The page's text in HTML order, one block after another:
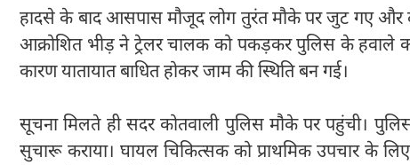
हादसे के बाद आसपास मौजूद लोग तुरंत मौके पर जुट गए और
आक्रोशित भीड़ ने ट्रेलर चालक को पकड़कर पुलिस के हवाले
कारण यातायात बाधित होकर जाम की स्थिति बन गई।
सूचना मिलते ही सदर कोतवाली पुलिस मौके पर पहुंची।
सुचारू कराया। घायल चिकित्सक को प्राथमिक उपचार के